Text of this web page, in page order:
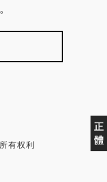
正
體
有权利